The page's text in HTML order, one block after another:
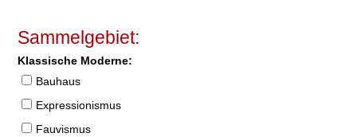
Sammelgebiet:
Klassische Moderne:
Bauhaus
Expressionismus
Fauvismus